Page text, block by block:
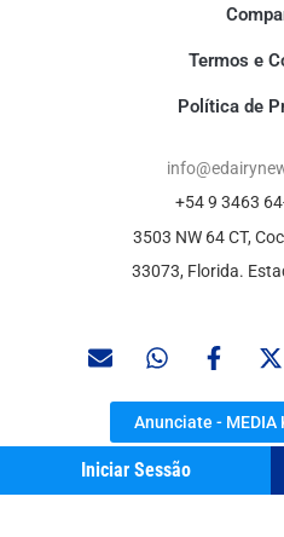
Iniciar Sessão
Termos e
Política de
+54 9 3463
3503 NW 64 CT,
33073, Florida.
Anunciate - MEDIA